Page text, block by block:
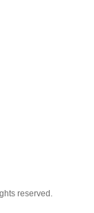
reserved.